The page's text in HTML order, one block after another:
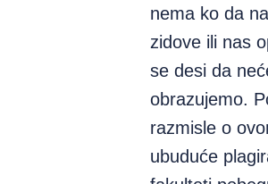
nema ko da
zidove ili nas
se desi da
obrazujemo.
razmisle o
ubuduće